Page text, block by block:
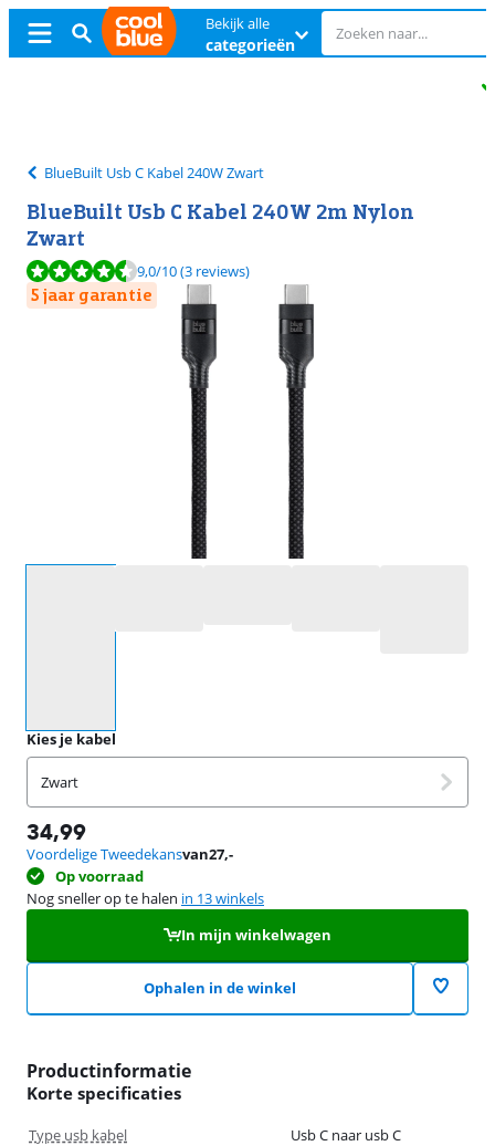
Bekijk alle
categorieën
BlueBuilt Usb C Kabel 240W Zwart
BlueBuilt Usb C Kabel 240W 2m Nylon
Zwart
Beoordeling is 9,0 van de 10, gebaseerd op 3 reviews.
9,0/10(3 reviews)
5 jaar garantie
Kies je kabel
Zwart
34,99
Voordelige Tweedekansvan27,-
Op voorraad
Nog sneller op te halen in 13 winkels
In mijn winkelwagen
Ophalen in de winkel
Productinformatie
Korte specificaties
Type usb kabel Usb C naar usb C